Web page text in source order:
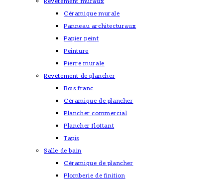
Céramique murale
Panneau architecturaux
Papier peint
Peinture
Pierre murale
Revêtement de plancher
Bois franc
Céramique de plancher
Plancher commercial
Plancher flottant
Tapis
Salle de bain
Céramique de plancher
Plomberie de finition